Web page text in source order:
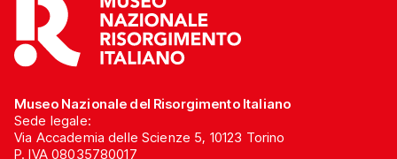
Museo Nazionale del Risorgimento Italiano
Sede legale:
Via Accademia delle Scienze 5, 10123 Torino
P. IVA 08035780017